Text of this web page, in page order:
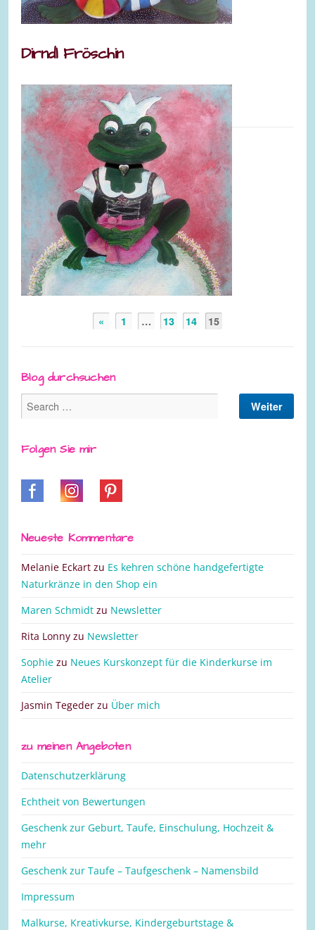
Dirndl Fröschin
« 1 … 13 14 15
Blog durchsuchen
Folgen Sie mir
Neueste Kommentare
Melanie Eckart zu Es kehren schöne handgefertigte
Naturkränze in den Shop ein
Maren Schmidt zu Newsletter
Rita Lonny zu Newsletter
Sophie zu Neues Kurskonzept für die Kinderkurse im
Atelier
Jasmin Tegeder zu Über mich
zu meinen Angeboten
Datenschutzerklärung
Echtheit von Bewertungen
Geschenk zur Geburt, Taufe, Einschulung, Hochzeit &
mehr
Geschenk zur Taufe – Taufgeschenk – Namensbild
Impressum
Malkurse, Kreativkurse, Kindergeburtstage &